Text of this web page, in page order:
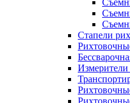
Стапели
Измерители